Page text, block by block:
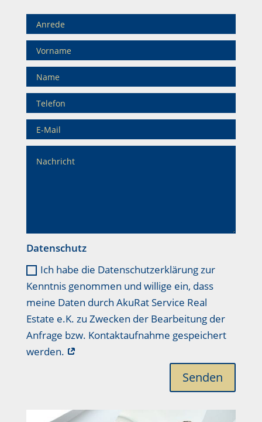
Datenschutz
Ich habe die Datenschutzerklärung zur
Kenntnis genommen und willige ein, dass
meine Daten durch AkuRat Service Real
Estate e.K. zu Zwecken der Bearbeitung der
Anfrage bzw. Kontaktaufnahme gespeichert
werden.
Senden